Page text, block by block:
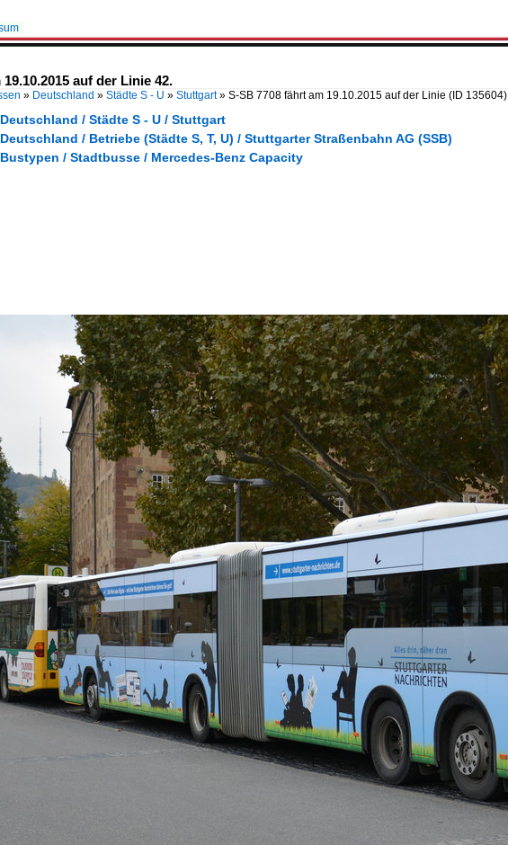
auf der Linie 42.
» Deutschland » Städte S - U » Stuttgart» S-SB 7708 fährt am 19.10.2015 auf der Linie (ID 135604)
Deutschland / Städte S - U / Stuttgart
Deutschland / Betriebe (Städte S, T, U) / Stuttgarter Straßenbahn AG (SSB)
Bustypen / Stadtbusse / Mercedes-Benz Capacity